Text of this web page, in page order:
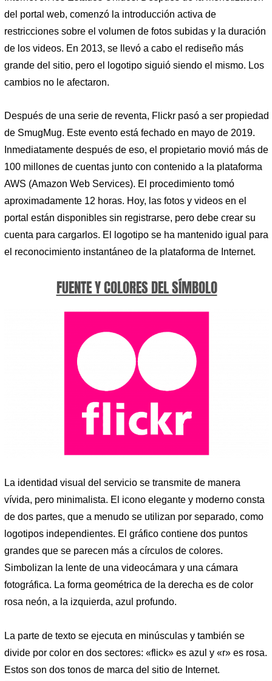
del portal web, comenzó la introducción activa de
restricciones sobre el volumen de fotos subidas y la duración
de los videos. En 2013, se llevó a cabo el rediseño más
grande del sitio, pero el logotipo siguió siendo el mismo. Los
cambios no le afectaron.
Después de una serie de reventa, Flickr pasó a ser propiedad
de SmugMug. Este evento está fechado en mayo de 2019.
Inmediatamente después de eso, el propietario movió más de
100 millones de cuentas junto con contenido a la plataforma
AWS (Amazon Web Services). El procedimiento tomó
aproximadamente 12 horas. Hoy, las fotos y videos en el
portal están disponibles sin registrarse, pero debe crear su
cuenta para cargarlos. El logotipo se ha mantenido igual para
el reconocimiento instantáneo de la plataforma de Internet.
FUENTE Y COLORES DEL SÍMBOLO
La identidad visual del servicio se transmite de manera
vívida, pero minimalista. El icono elegante y moderno consta
de dos partes, que a menudo se utilizan por separado, como
logotipos independientes. El gráfico contiene dos puntos
grandes que se parecen más a círculos de colores.
Simbolizan la lente de una videocámara y una cámara
fotográfica. La forma geométrica de la derecha es de color
rosa neón, a la izquierda, azul profundo.
La parte de texto se ejecuta en minúsculas y también se
divide por color en dos sectores: «flick» es azul y «r» es rosa.
Estos son dos tonos de marca del sitio de Internet.